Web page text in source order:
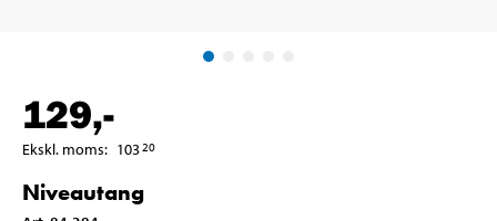
129,-
Ekskl. moms: 10320
Niveautang